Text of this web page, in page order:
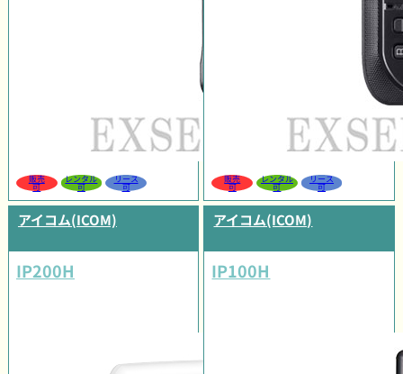
販売
可
レンタル
可
リース
可
販売
可
レンタル
可
リース
可
アイコム(ICOM)
IP200H
アイコム(ICOM)
IP100H